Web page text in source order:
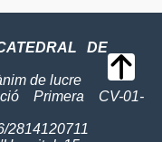
DE
de lucre
Primera CV-01-
2814120711